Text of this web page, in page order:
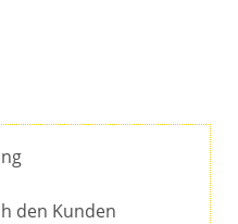
den Kunden